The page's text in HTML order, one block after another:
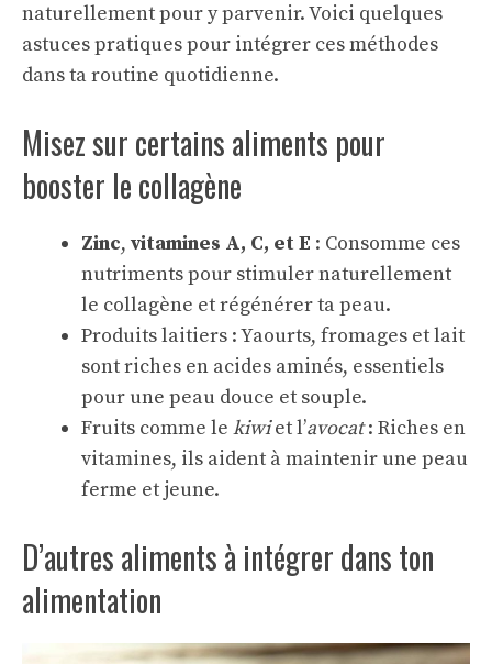
naturellement pour y parvenir. Voici quelques
astuces pratiques pour intégrer ces méthodes
dans ta routine quotidienne.
Misez sur certains aliments pour
booster le collagène
Zinc, vitamines A, C, et E : Consomme ces
nutriments pour stimuler naturellement
le collagène et régénérer ta peau.
Produits laitiers : Yaourts, fromages et lait
sont riches en acides aminés, essentiels
pour une peau douce et souple.
Fruits comme le kiwiet l’avocat: Riches en
vitamines, ils aident à maintenir une peau
ferme et jeune.
D’autres aliments à intégrer dans ton
alimentation